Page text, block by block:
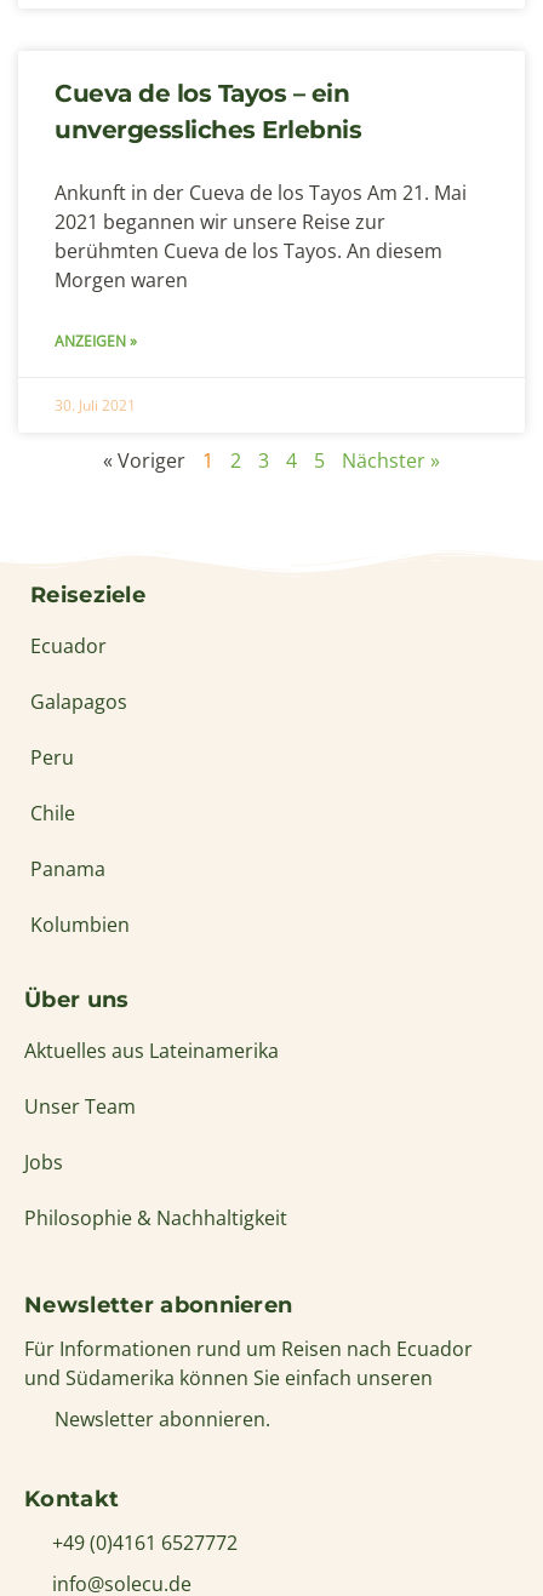
Cueva de los Tayos – ein
unvergessliches Erlebnis
Ankunft in der Cueva de los Tayos Am 21. Mai
2021 begannen wir unsere Reise zur
berühmten Cueva de los Tayos. An diesem
Morgen waren
ANZEIGEN »
30. Juli 2021
« Voriger 1 2 3 4 5 Nächster »
Reiseziele
Ecuador
Galapagos
Peru
Chile
Panama
Kolumbien
Über uns
Aktuelles aus Lateinamerika
Unser Team
Jobs
Philosophie & Nachhaltigkeit
Newsletter abonnieren
Für Informationen rund um Reisen nach Ecuador
und Südamerika können Sie einfach unseren
Newsletter abonnieren.
Kontakt
+49 (0)4161 6527772
info@solecu.de